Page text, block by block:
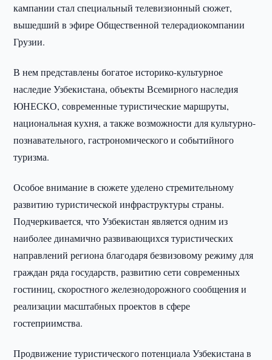
кампании стал специальный телевизионный сюжет,
вышедший в эфире Общественной телерадиокомпании
Грузии.
В нем представлены богатое историко-культурное
наследие Узбекистана, объекты Всемирного наследия
ЮНЕСКО, современные туристические маршруты,
национальная кухня, а также возможности для культурно-
познавательного, гастрономического и событийного
туризма.
Особое внимание в сюжете уделено стремительному
развитию туристической инфраструктуры страны.
Подчеркивается, что Узбекистан является одним из
наиболее динамично развивающихся туристических
направлений региона благодаря безвизовому режиму для
граждан ряда государств, развитию сети современных
гостиниц, скоростного железнодорожного сообщения и
реализации масштабных проектов в сфере
гостеприимства.
Продвижение туристического потенциала Узбекистана в